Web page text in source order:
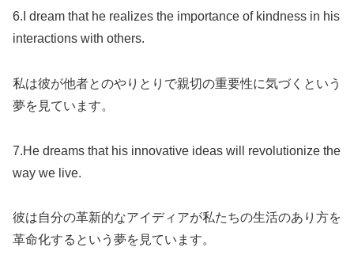
6.I dream that he realizes the importance of kindness in his
interactions with others.
私は彼が他者とのやりとりで親切の重要性に気づくという
夢を見ています。
7.He dreams that his innovative ideas will revolutionize the
way we live.
彼は自分の革新的なアイディアが私たちの生活のあり方を
革命化するという夢を見ています。